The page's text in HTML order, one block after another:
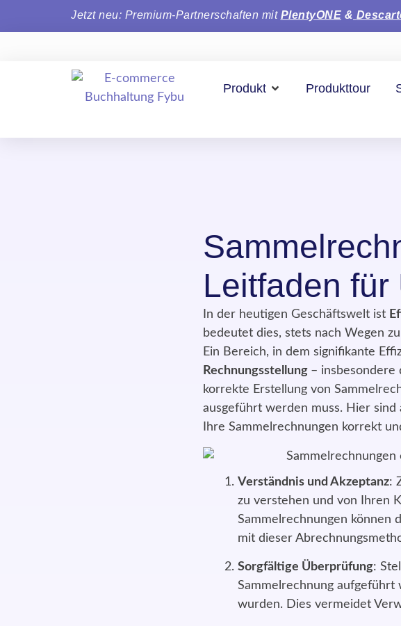
Jetzt neu: Premium-Partnerschaften mit PlentyONE &
Produkt Produkttour
Leitfaden
In der heutigen Geschäftswelt ist
bedeutet dies, stets nach Wegen
Ein Bereich, in dem signifikante
Rechnungsstellung – insbesondere
korrekte Erstellung von
ausgeführt werden muss. Hier
Ihre Sammelrechnungen korrekt
Verständnis und Akzeptanz:
zu verstehen und von Ihren
Sammelrechnungen können
mit dieser
Sorgfältige Überprüfung:
Sammelrechnung aufgeführt
wurden. Dies vermeidet